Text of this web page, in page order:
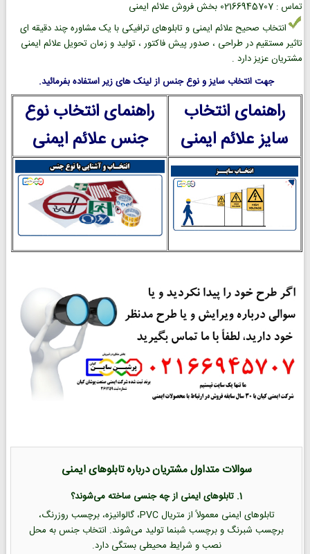
تماس : 02166945707 بخش فروش علائم ایمنی
انتخاب صحیح علائم ایمنی و تابلوهای ترافیکی با یک مشاوره چند دقیقه ای
تاثیر مستقیم در طراحی ، صدور پیش فاکتور ، تولید و زمان تحویل علائم ایمنی
مشتریان عزیز دارد .
جهت انتخاب سایز و نوع جنس از لینک های زیر استفاده بفرمائید.
راهنمای انتخاب
سایز علائم ایمنی
راهنمای انتخاب نوع
جنس علائم ایمنی
سوالات متداول مشتریان درباره تابلوهای ایمنی
1. تابلوهای ایمنی از چه جنسی ساخته می‌شوند؟
تابلوهای ایمنی معمولاً از متریال PVC، گالوانیزه، برچسب روزرنگ،
برچسب شبرنگ و برچسب شبنما تولید می‌شوند. انتخاب جنس به محل
نصب و شرایط محیطی بستگی دارد.